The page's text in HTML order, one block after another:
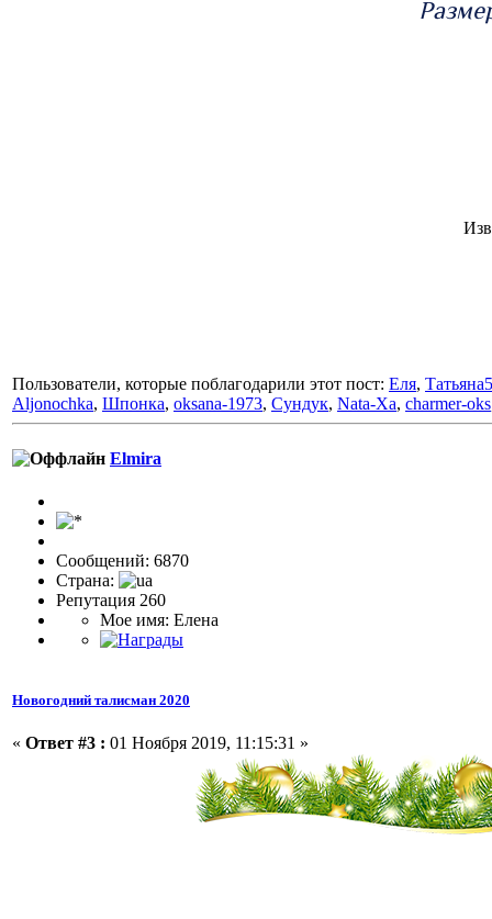
Пользователи, которые поблагодарили этот пост: Еля,
Aljonochka, Шпонка, oksana-1973, Сундук, Nata-Xa, charmer-oks
Elmira
Сообщений: 6870
Страна:
Репутация 260
Мое имя: Елена
Новогодний талисман 2020
« Ответ #3 : 01 Ноября 2019, 11:15:31 »